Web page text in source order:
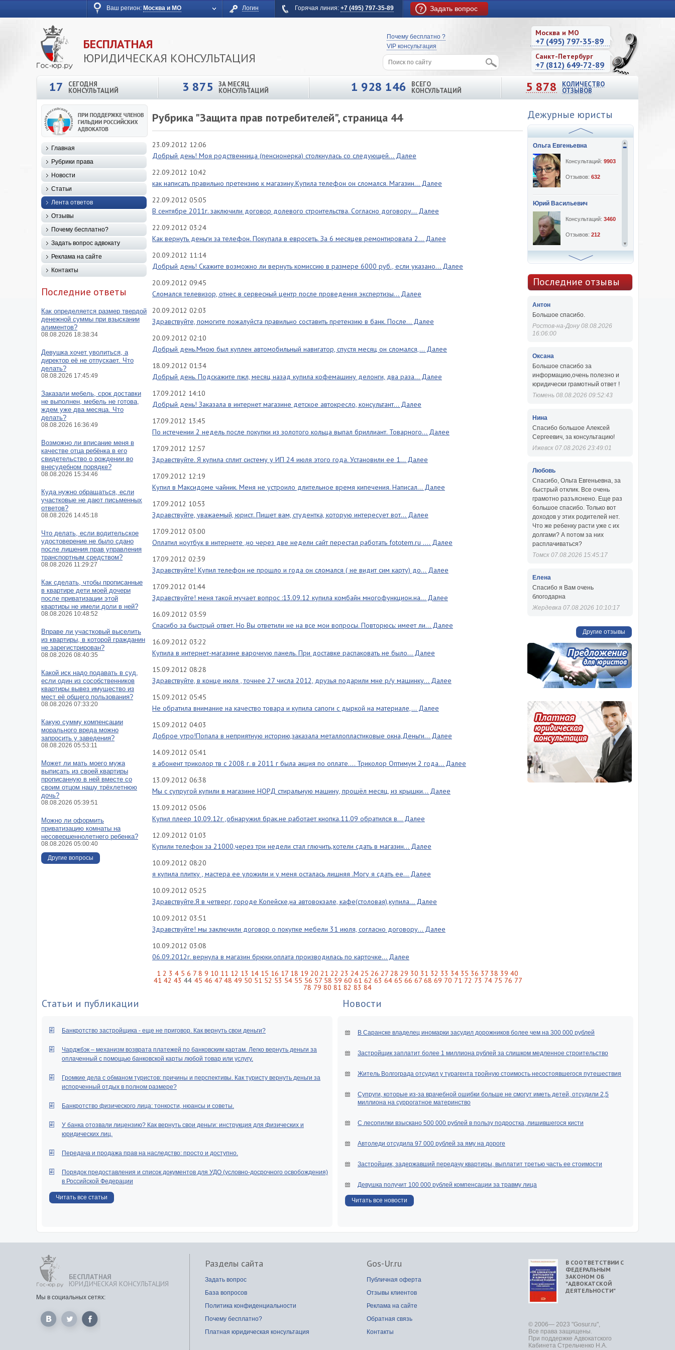
Ваш регион: Москва и МО Логин Горячая линия: +7 (495) 797-35-89 Задать вопрос
БЕСПЛАТНАЯ
ЮРИДИЧЕСКАЯ КОНСУЛЬТАЦИЯ
Москва и МО
+7 (495) 797-35-89
Санкт-Петербург
+7 (812) 649-72-89
Почему бесплатно ?
VIP консультация
17 СЕГОДНЯ
КОНСУЛЬТАЦИЙ 3 875 ЗА МЕСЯЦ
КОНСУЛЬТАЦИЙ 1 928 146 ВСЕГО
КОНСУЛЬТАЦИЙ 5 878 КОЛИЧЕСТВО
ОТЗЫВОВ
Рубрика "Защита прав потребителей", страница 44
23.09.2012 12:06
Добрый день! Моя родственница (пенсионерка) столкнулась со следующей... Далее
22.09.2012 10:42
как написать правильно претензию к магазину.Купила телефон он сломался. Магазин... Далее
22.09.2012 05:05
В сентябре 2011г. заключили договор долевого строительства. Согласно договору... Далее
22.09.2012 03:24
Как вернуть деньги за телефон. Покупала в евросеть. За 6 месяцев ремонтировала 2... Далее
20.09.2012 11:14
Добрый день! Скажите возможно ли вернуть комиссию в размере 6000 руб., если указано... Далее
20.09.2012 09:45
Сломался телевизор, отнес в сервесный центр после проведения экспертизы... Далее
20.09.2012 02:03
Здравствуйте, помогите пожалуйста правильно составить претензию в банк. После... Далее
20.09.2012 02:10
Добрый день.Мною был куплен автомобильный навигатор, спустя месяц он сломался,... Далее
18.09.2012 01:34
Добрый день. Подскажите пжл, месяц назад купила кофемашину делонги, два раза... Далее
17.09.2012 14:10
Добрый день! Заказала в интернет магазине детское автокресло, консультант... Далее
17.09.2012 13:45
По истечении 2 недель после покупки из золотого кольца выпал бриллиант. Товарного... Далее
17.09.2012 12:57
Здравствуйте. Я купила сплит систему у ИП 24 июля этого года. Установили ее 1... Далее
17.09.2012 12:19
Купил в Максидоме чайник. Меня не устроило длительное время кипечения. Написал... Далее
17.09.2012 10:53
Здравствуйте, уважаемый, юрист. Пишет вам, студентка, которую интересует вот... Далее
17.09.2012 03:00
Оплатил ноутбук в интернете ,но через две недели сайт перестал работать fototem.ru .... Далее
17.09.2012 02:39
Здравствуйте! Купил телефон не прошло и года он сломался ( не видит сим карту) до... Далее
17.09.2012 01:44
Здравствуйте! меня такой мучает вопрос :13.09.12 купила комбайн многофункцион.на... Далее
16.09.2012 03:59
Спасибо за быстрый ответ. Но Вы ответили не на все мои вопросы. Повторюсь: имеет ли... Далее
16.09.2012 03:22
Купила в интернет-магазине варочную панель. При доставке распаковать не было... Далее
15.09.2012 08:28
Здравствуйте, в конце июля , точнее 27 числа 2012, друзья подарили мне р/у машинку... Далее
15.09.2012 05:45
Не обратила внимание на качество товара и купила сапоги с дыркой на материале,... Далее
15.09.2012 04:03
Доброе утро!Попала в неприятную историю,заказала металлопластиковые окна,Деньги... Далее
14.09.2012 05:41
я абонент триколор тв с 2008 г. в 2011 г была акция по оплате.... Триколор Оптимум 2 года... Далее
13.09.2012 06:38
Мы с супругой купили в магазине НОРД стиральную машину, прошёл месяц, из крышки... Далее
13.09.2012 05:06
Купил плеер 10.09.12г ,обнаружил брак.не работает кнопка.11.09 обратился в... Далее
12.09.2012 01:03
Купили телефон за 21000,через три недели стал глючить,хотели сдать в магазин... Далее
10.09.2012 08:20
я купила плитку , мастера ее уложили и у меня осталась лишняя .Могу я сдать ее... Далее
10.09.2012 05:25
Здравствуйте.Я в четверг, городе Копейске,на автовокзале, кафе(столовая),купила... Далее
10.09.2012 03:51
Здравствуйте! мы заключили договор о покупке мебели 31 июля, согласно договору... Далее
10.09.2012 03:08
06.09.2012г. вернула в магазин брюки.оплата производилась по карточке... Далее
1 2 3 4 5 6 7 8 9 10 11 12 13 14 15 16 17 18 19 20 21 22 23 24 25 26 27 28 29 30 31 32 33 34 35 36 37 38 39 40
41 42 43 44 45 46 47 48 49 50 51 52 53 54 55 56 57 58 59 60 61 62 63 64 65 66 67 68 69 70 71 72 73 74 75 76 77
78 79 80 81 82 83 84
Главная
Рубрики права
Новости
Статьи
Лента ответов
Отзывы
Почему бесплатно?
Задать вопрос адвокату
Реклама на сайте
Контакты
Последние ответы
Как определяется размер твердой
денежной суммы при взыскании
алиментов?
08.08.2026 18:38:34
Девушка хочет уволиться, а
директор её не отпускает. Что
делать?
08.08.2026 17:45:49
Заказали мебель, срок доставки
не выполнен, мебель не готова,
ждем уже два месяца. Что
делать?
08.08.2026 16:36:49
Возможно ли вписание меня в
качестве отца ребёнка в его
свидетельство о рождении во
внесудебном порядке?
08.08.2026 15:34:46
Куда нужно обращаться, если
участковые не дают письменных
ответов?
08.08.2026 14:45:18
Что делать, если водительское
удостоверение не было сдано
после лишения прав управления
транспортным средством?
08.08.2026 11:29:27
Как сделать, чтобы прописанные
в квартире дети моей дочери
после приватизации этой
квартиры не имели доли в ней?
08.08.2026 10:48:52
Вправе ли участковый выселить
из квартиры, в которой гражданин
не зарегистрирован?
08.08.2026 08:40:35
Какой иск надо подавать в суд,
если один из сособственников
квартиры вывез имущество из
мест её общего пользования?
08.08.2026 07:33:20
Какую сумму компенсации
морального вреда можно
запросить у заведения?
08.08.2026 05:53:11
Может ли мать моего мужа
выписать из своей квартиры
прописанную в ней вместе со
своим отцом нашу трёхлетнюю
дочь?
08.08.2026 05:39:51
Можно ли оформить
приватизацию комнаты на
несовершеннолетнего ребенка?
08.08.2026 05:00:40
Другие вопросы
Дежурные юристы
Ольга Евгеньевна
Консультаций: 9903
Отзывов: 632
Юрий Васильевич
Консультаций: 3460
Отзывов: 212
Алексей Сергеевич
Отзывов:47
Последние отзывы
Антон
Большое спасибо.
Ростов-на-Дону 08.08.2026
16:06:00
Оксана
Большое спасибо за
информацию,очень полезно и
юридически грамотный ответ !
Тюмень 08.08.2026 09:52:43
Нина
Спасибо большое Алексей
Сергеевич, за консультацию!
Ижевск 07.08.2026 23:49:01
Любовь
Спасибо, Ольга Евгеньевна, за
быстрый отклик. Все очень
грамотно разъяснено. Еще раз
большое спасибо. Только вот
доходов у этих родителей нет.
Что же ребенку расти уже с их
долгами? А потом за них
расплачиваться?
Томск 07.08.2026 15:45:17
Елена
Спасибо я Вам очень
блогодарна
Жердевка 07.08.2026 10:10:17
Другие отзывы
Статьи и публикации
Банкротство застройщика - еще не приговор. Как вернуть свои деньги?
Чарджбэк – механизм возврата платежей по банковским картам. Легко вернуть деньги за
оплаченный с помощью банковской карты любой товар или услугу.
Громкие дела с обманом туристов: причины и перспективы. Как туристу вернуть деньги за
испорченный отдых в полном размере?
Банкротство физического лица: тонкости, нюансы и советы.
У банка отозвали лицензию? Как вернуть свои деньги: инструкция для физических и
юридических лиц.
Передача и продажа прав на наследство: просто и доступно.
Порядок предоставления и список документов для УДО (условно-досрочного освобождения)
в Российской Федерации
Читать все статьи
Новости
В Саранске владелец иномарки засудил дорожников более чем на 300 000 рублей
Застройщик заплатит более 1 миллиона рублей за слишком медленное строительство
Житель Волгограда отсудил у турагента тройную стоимость несостоявшегося путешествия
Супруги, которые из-за врачебной ошибки больше не смогут иметь детей, отсудили 2,5
миллиона на суррогатное материнство
С лесопилки взыскано 500 000 рублей в пользу подростка, лишившегося кисти
Автоледи отсудила 97 000 рублей за яму на дороге
Застройщик, задержавший передачу квартиры, выплатит третью часть ее стоимости
Девушка получит 100 000 рублей компенсации за травму лица
Читать все новости
БЕСПЛАТНАЯ
ЮРИДИЧЕСКАЯ КОНСУЛЬТАЦИЯ
Мы в социальных сетях:
Разделы сайта
Задать вопрос
База вопросов
Политика конфиденциальности
Почему бесплатно?
Платная юридическая консультация
Gos-Ur.ru
Публичная оферта
Отзывы клиентов
Реклама на сайте
Обратная связь
Контакты
В СООТВЕТСТВИИ С
ФЕДЕРАЛЬНЫМ
ЗАКОНОМ ОБ
"АДВОКАТСКОЙ
ДЕЯТЕЛЬНОСТИ"
© 2006— 2023 "Gosur.ru",
Все права защищены.
При поддержке Адвокатского
Кабинета Стрельченко Н.А.